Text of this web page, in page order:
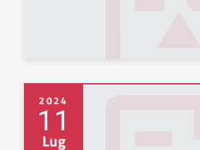
2024
11
Lug